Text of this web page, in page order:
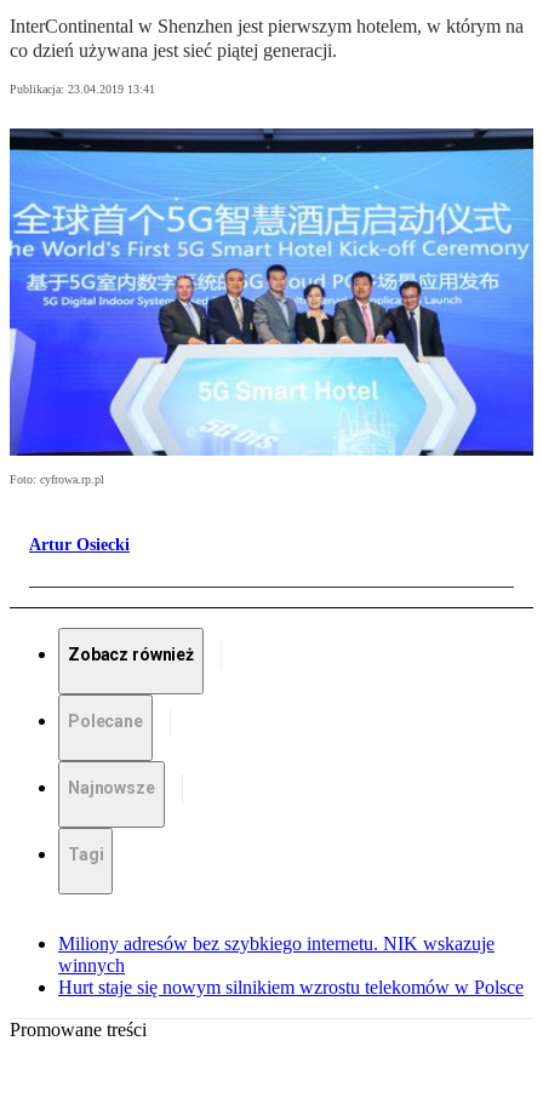
InterContinental w Shenzhen jest pierwszym hotelem, w którym na
co dzień używana jest sieć piątej generacji.
Publikacja: 23.04.2019 13:41
Foto: cyfrowa.rp.pl
Artur Osiecki
Zobacz również
Polecane
Najnowsze
Tagi
Miliony adresów bez szybkiego internetu. NIK wskazuje
winnych
Hurt staje się nowym silnikiem wzrostu telekomów w Polsce
Promowane treści